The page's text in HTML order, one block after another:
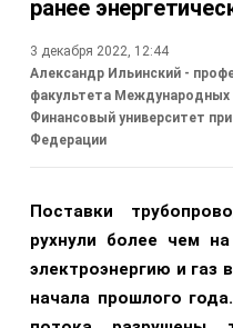
ранее
3 декабря 2022, 12:44
Александр Ильинский -
факультета
Финансовый университет
Федерации
Поставки
рухнули более чем
электроэнергию и газ
начала прошлого